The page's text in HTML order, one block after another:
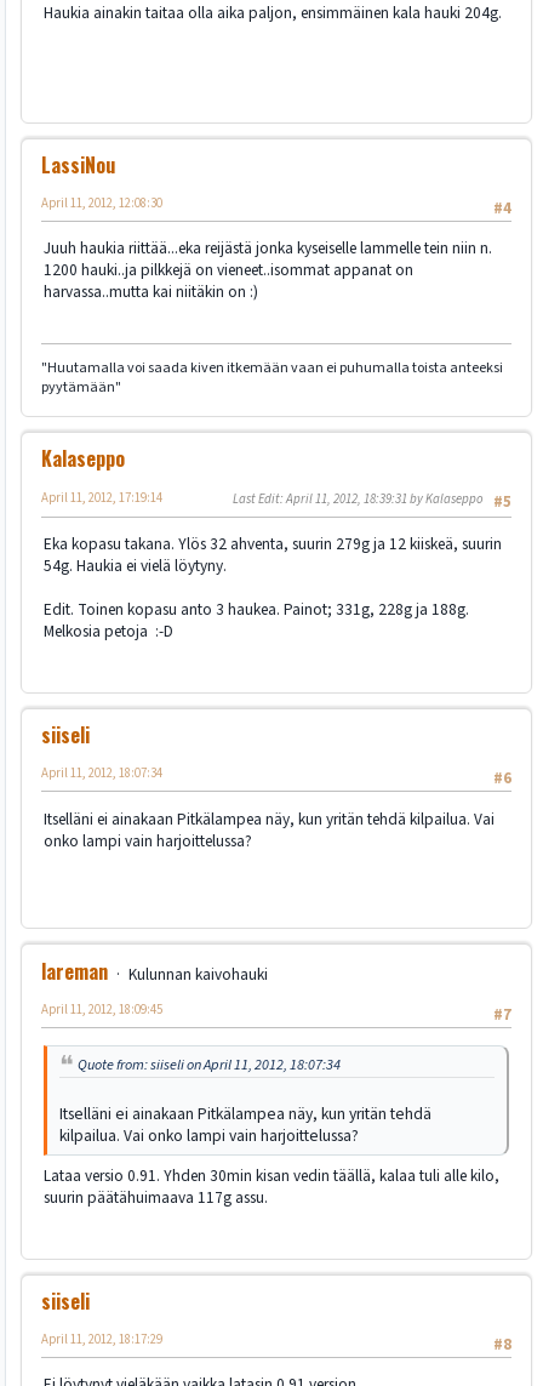
Haukia ainakin taitaa olla aika paljon, ensimmäinen kala hauki 204g.
LassiNou
#4
April 11, 2012, 12:08:30
Juuh haukia riittää...eka reijästä jonka kyseiselle lammelle tein niin n.
1200 hauki..ja pilkkejä on vieneet..isommat appanat on
harvassa..mutta kai niitäkin on :)
"Huutamalla voi saada kiven itkemään vaan ei puhumalla toista anteeksi
pyytämään"
Kalaseppo
#5
April 11, 2012, 17:19:14 Last Edit: April 11, 2012, 18:39:31 by Kalaseppo
Eka kopasu takana. Ylös 32 ahventa, suurin 279g ja 12 kiiskeä, suurin
54g. Haukia ei vielä löytyny.
Edit. Toinen kopasu anto 3 haukea. Painot; 331g, 228g ja 188g.
Melkosia petoja :-D
siiseli
#6
April 11, 2012, 18:07:34
Itselläni ei ainakaan Pitkälampea näy, kun yritän tehdä kilpailua. Vai
onko lampi vain harjoittelussa?
lareman
Kulunnan kaivohauki
#7
April 11, 2012, 18:09:45
Quote from: siiseli on April 11, 2012, 18:07:34
Itselläni ei ainakaan Pitkälampea näy, kun yritän tehdä
kilpailua. Vai onko lampi vain harjoittelussa?
Lataa versio 0.91. Yhden 30min kisan vedin täällä, kalaa tuli alle kilo,
suurin päätähuimaava 117g assu.
siiseli
#8
April 11, 2012, 18:17:29